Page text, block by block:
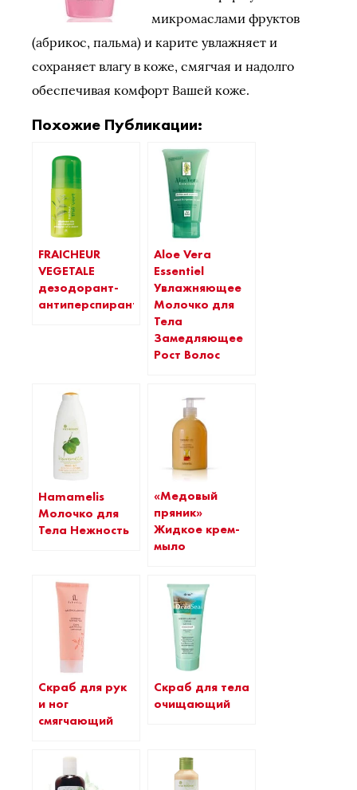
микромаслами фруктов
(абрикос, пальма) и карите увлажняет и
сохраняет влагу в коже, смягчая и надолго
обеспечивая комфорт Вашей коже.
Похожие Публикации:
FRAICHEUR
VEGETALE
дезодорант-
антиперспирант
Aloe Vera
Essentiel
Увлажняющее
Молочко для
Тела
Замедляющее
Рост Волос
Hamamelis
Молочко для
Тела Нежность
«Медовый
пряник»
Жидкое крем-
мыло
Cкраб для рук
и ног
смягчающий
Скраб для тела
очищающий